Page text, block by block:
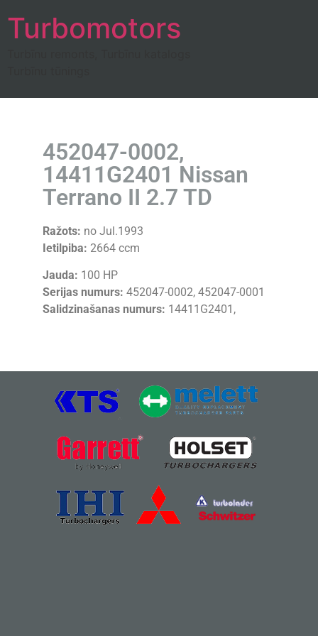
Turbomotors
452047-0002,
14411G2401 Nissan
Terrano II 2.7 TD
Ražots: no Jul.1993
Ietilpiba: 2664 ccm
Jauda: 100 HP
Serijas numurs: 452047-0002, 452047-0001
Salidzinašanas numurs: 14411G2401,